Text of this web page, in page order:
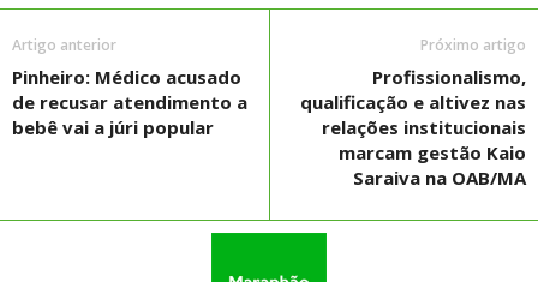
Artigo anterior
Pinheiro: Médico acusado
de recusar atendimento a
bebê vai a júri popular
Próximo artigo
Profissionalismo,
qualificação e altivez nas
relações institucionais
marcam gestão Kaio
Saraiva na OAB/MA